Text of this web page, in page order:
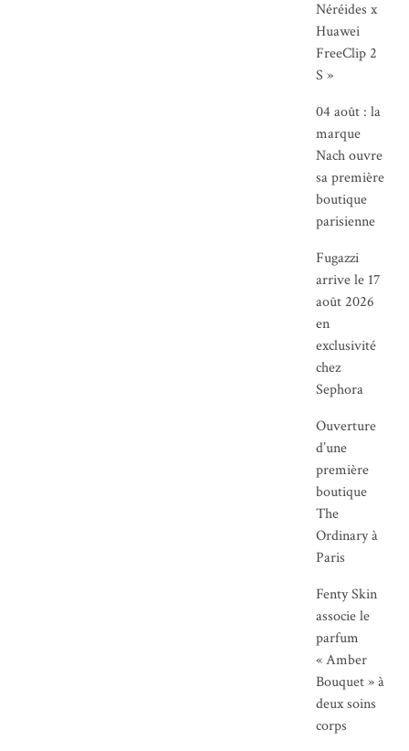
Néréides x
Huawei
FreeClip 2
S »
04 août : la
marque
Nach ouvre
sa première
boutique
parisienne
Fugazzi
arrive le 17
août 2026
en
exclusivité
chez
Sephora
Ouverture
d’une
première
boutique
The
Ordinary à
Paris
Fenty Skin
associe le
parfum
« Amber
Bouquet » à
deux soins
corps